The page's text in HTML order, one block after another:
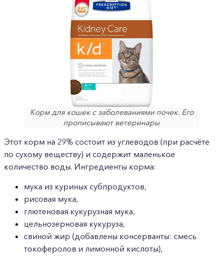
Корм для кошек с заболеваниями почек. Его
прописывают ветеринары
Этот корм на 29% состоит из углеводов (при расчёте
по сухому веществу) и содержит маленькое
количество воды. Ингредиенты корма:
мука из куриных субпродуктов,
рисовая мука,
глютеновая кукурузная мука,
цельнозерновая кукуруза,
свиной жир (добавлены консерванты: смесь
токоферолов и лимонной кислоты),